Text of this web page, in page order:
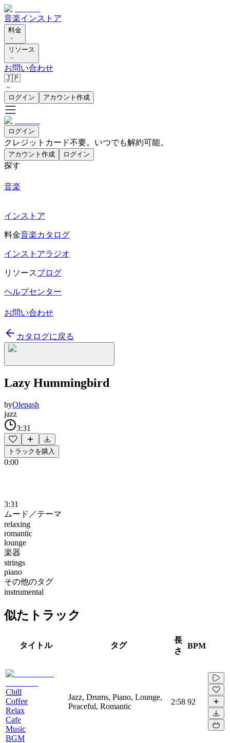
音楽インストア
料金
リソース
お問い合わせ
🇯🇵
ログイン アカウント作成
ログイン
クレジットカード不要。いつでも解約可能。
アカウント作成 ログイン
探す
音楽
インストア
料金音楽カタログ
インストアラジオ
リソースブログ
ヘルプセンター
お問い合わせ
カタログに戻る
Lazy Hummingbird
byOlepash
jazz
3:31
トラックを購入
0:00
3:31
ムード／テーマ
relaxing
romantic
lounge
楽器
strings
piano
その他のタグ
instrumental
似たトラック
タイトル タグ
長
さ
BPM
Chill
Coffee
Relax
Cafe
Music
BGM
Jazz, Drums, Piano, Lounge,
Peaceful, Romantic
2:58 92